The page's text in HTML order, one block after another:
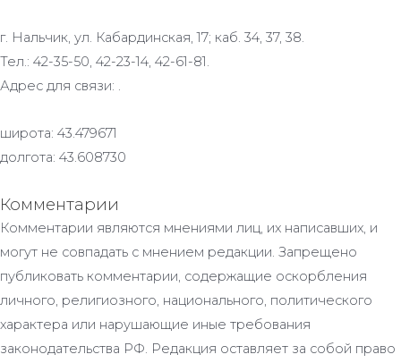
г. Нальчик, ул. Кабардинская, 17; каб. 34, 37, 38.
Тел.: 42-35-50, 42-23-14, 42-61-81.
Адрес для связи: .
широта: 43.479671
долгота: 43.608730
Комментарии
Комментарии являются мнениями лиц, их написавших, и
могут не совпадать с мнением редакции. Запрещено
публиковать комментарии, содержащие оскорбления
личного, религиозного, национального, политического
характера или нарушающие иные требования
законодательства РФ. Редакция оставляет за собой право